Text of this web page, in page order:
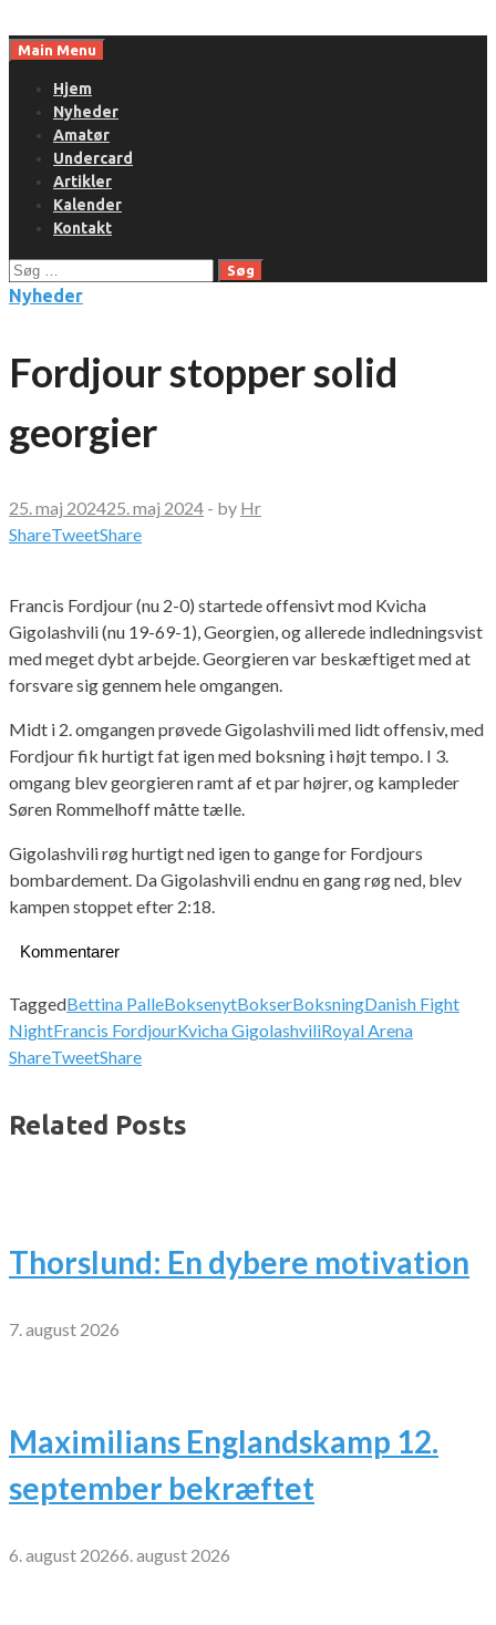
toMain Menu
Hjem
Nyheder
Amatør
Undercard
Artikler
Kalender
Kontakt
Søg
efter:
Nyheder
Fordjour stopper solid
georgier
25. maj 202425. maj 2024 - by Hr
ShareTweetShare
Francis Fordjour (nu 2-0) startede offensivt mod Kvicha
Gigolashvili (nu 19-69-1), Georgien, og allerede indledningsvist
med meget dybt arbejde. Georgieren var beskæftiget med at
forsvare sig gennem hele omgangen.
Midt i 2. omgangen prøvede Gigolashvili med lidt offensiv, med
Fordjour fik hurtigt fat igen med boksning i højt tempo. I 3.
omgang blev georgieren ramt af et par højrer, og kampleder
Søren Rommelhoff måtte tælle.
Gigolashvili røg hurtigt ned igen to gange for Fordjours
bombardement. Da Gigolashvili endnu en gang røg ned, blev
kampen stoppet efter 2:18.
Kommentarer
TaggedBettina PalleBoksenytBokserBoksningDanish Fight
NightFrancis FordjourKvicha GigolashviliRoyal Arena
ShareTweetShare
Related Posts
Thorslund: En dybere motivation
7. august 2026
Maximilians Englandskamp 12.
september bekræftet
6. august 20266. august 2026